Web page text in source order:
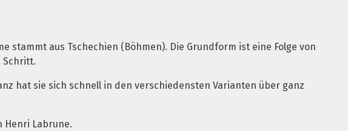
stammt aus Tschechien (Böhmen). Die Grundform ist eine Folge von
Schritt.
hat sie sich schnell in den verschiedensten Varianten über ganz
Henri Labrune.